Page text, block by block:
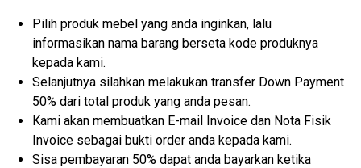
Pilih produk mebel yang anda inginkan, lalu
informasikan nama barang berseta kode produknya
kepada kami.
Selanjutnya silahkan melakukan transfer Down Payment
50% dari total produk yang anda pesan.
Kami akan membuatkan E-mail Invoice dan Nota Fisik
Invoice sebagai bukti order anda kepada kami.
Sisa pembayaran 50% dapat anda bayarkan ketika